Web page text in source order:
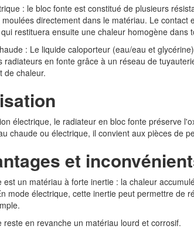
: le bloc fonte est constitué de plusieurs
directement dans le matériau. Le
restituera ensuite une chaleur homogène dans
: Le liquide caloporteur (eau/eau et
radiateurs en fonte grâce à un réseau de
de chaleur.
électrique, le radiateur en bloc fonte préserve
chaude ou électrique, il convient aux pièces de
et
est un matériau à forte inertie : la chaleur
mode électrique, cette inertie peut permettre de
reste en revanche un matériau lourd et corrosif.